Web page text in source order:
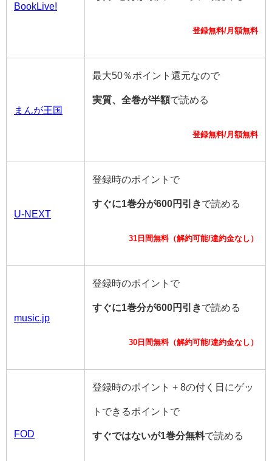
BookLive!
登録無料/月額無料
まんが王国
最大50％ポイント還元なので
実質、全巻が半額で読める
登録無料/月額無料
U-NEXT
登録時のポイントで
すぐに1巻分が600円引きで読める
31日間無料（解約可能/違約金なし）
music.jp
登録時のポイントで
すぐに1巻分が600円引きで読める
30日間無料（解約可能/違約金なし）
FOD
登録時のポイント + 8の付く日にゲッ
トできるポイントで
すぐではないが1巻分無料で読める